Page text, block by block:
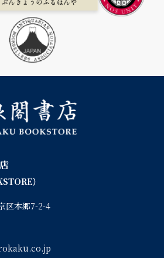
）
区本郷7-2-4